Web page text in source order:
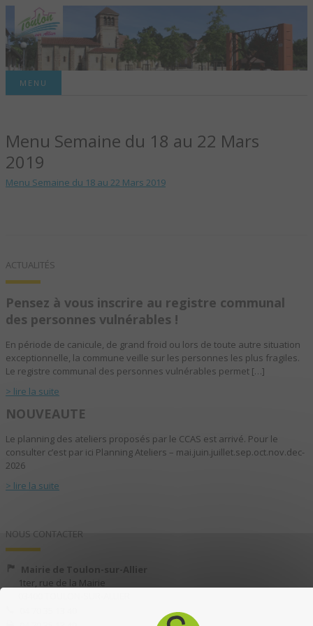
TOULON-SUR-
ALLIER – SITE
OFFICIEL DE LA
MENU
Menu Semaine du 18 au 22 Mars
2019
Menu Semaine du 18 au 22 Mars 2019
ACTUALITÉS
Pensez à vous inscrire au registre communal
des personnes vulnérables !
En période de canicule, de grand froid ou lors de toute autre situation
exceptionnelle, la commune veille sur les personnes les plus fragiles.
Le registre communal des personnes vulnérables permet […]
> lire la suite
NOUVEAUTE
Le planning des ateliers proposés par le CCAS est arrivé. Pour le
consulter c’est par ici Planning Ateliers – mai.juin.juillet.sep.oct.nov.dec-
2026
> lire la suite
NOUS CONTACTER
Mairie de Toulon-sur-Allier
1ter, rue de la Mairie